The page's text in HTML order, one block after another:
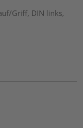
Griff, DIN links,